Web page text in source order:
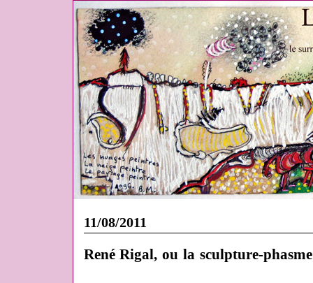
11/08/2011
René Rigal, ou la sculpture-phasme